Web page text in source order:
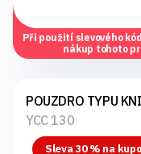
Při použití slevového
nákup tohoto
POUZDRO TYPU
YCC 130
Sleva 30 % na